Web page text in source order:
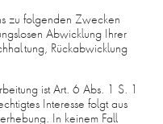
zu folgenden Zwecken
Abwicklung Ihrer
Rückabwicklung
ist Art. 6 Abs. 1 S. 1
Interesse folgt aus
In keinem Fall